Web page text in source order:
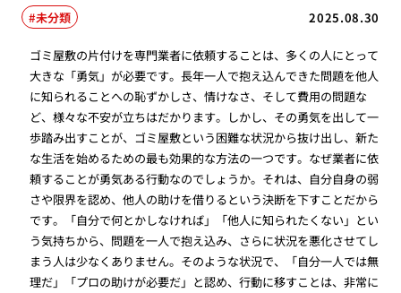
2025.08.30
未分類
ゴミ屋敷の片付けを専門業者に依頼することは、多くの人にとって
大きな「勇気」が必要です。長年一人で抱え込んできた問題を他人
に知られることへの恥ずかしさ、情けなさ、そして費用の問題な
ど、様々な不安が立ちはだかります。しかし、その勇気を出して一
歩踏み出すことが、ゴミ屋敷という困難な状況から抜け出し、新た
な生活を始めるための最も効果的な方法の一つです。なぜ業者に依
頼することが勇気ある行動なのでしょうか。それは、自分自身の弱
さや限界を認め、他人の助けを借りるという決断を下すことだから
です。「自分で何とかしなければ」「他人に知られたくない」とい
う気持ちから、問題を一人で抱え込み、さらに状況を悪化させてし
まう人は少なくありません。そのような状況で、「自分一人では無
理だ」「プロの助けが必要だ」と認め、行動に移すことは、非常に